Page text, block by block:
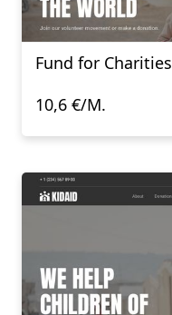
Fund for Charities
10,6 €/M.